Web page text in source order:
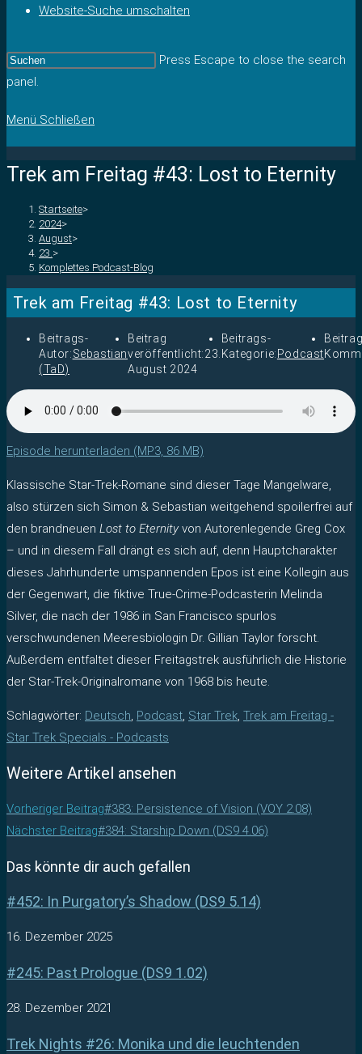
Website-Suche umschalten
Press Escape to close the search
panel.
Menü Schließen
Trek am Freitag #43: Lost to Eternity
Startseite>
2024>
August>
23. >
Komplettes Podcast-Blog
Trek am Freitag #43: Lost to Eternity
Beitrags-
Autor:Sebastian
(TaD)
Beitrag
veröffentlicht:23.
August 2024
Beitrags-
Kategorie: Podcast
Episode herunterladen (MP3, 86 MB)
Klassische Star-Trek-Romane sind dieser Tage Mangelware,
also stürzen sich Simon & Sebastian weitgehend spoilerfrei auf
den brandneuen Lost to Eternityvon Autorenlegende Greg Cox
– und in diesem Fall drängt es sich auf, denn Hauptcharakter
dieses Jahrhunderte umspannenden Epos ist eine Kollegin aus
der Gegenwart, die fiktive True-Crime-Podcasterin Melinda
Silver, die nach der 1986 in San Francisco spurlos
verschwundenen Meeresbiologin Dr. Gillian Taylor forscht.
Außerdem entfaltet dieser Freitagstrek ausführlich die Historie
der Star-Trek-Originalromane von 1968 bis heute.
Schlagwörter: Deutsch, Podcast, Star Trek, Trek am Freitag -
Star Trek Specials - Podcasts
Weitere Artikel ansehen
Vorheriger Beitrag#383: Persistence of Vision (VOY 2.08)
Nächster Beitrag#384: Starship Down (DS9 4.06)
Das könnte dir auch gefallen
#452: In Purgatory’s Shadow (DS9 5.14)
16. Dezember 2025
#245: Past Prologue (DS9 1.02)
28. Dezember 2021
Trek Nights #26: Monika und die leuchtenden